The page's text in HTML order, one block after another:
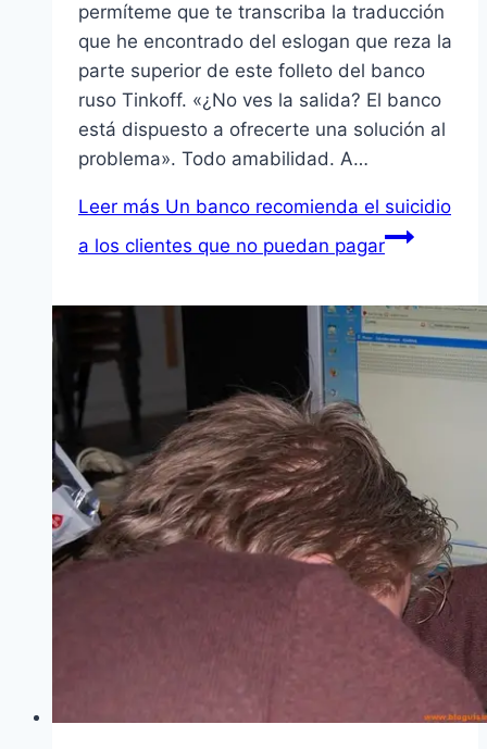
permíteme que te transcriba la traducción
que he encontrado del eslogan que reza la
parte superior de este folleto del banco
ruso Tinkoff. «¿No ves la salida? El banco
está dispuesto a ofrecerte una solución al
problema». Todo amabilidad. A…
Leer más Un banco recomienda el suicidio
a los clientes que no puedan pagar